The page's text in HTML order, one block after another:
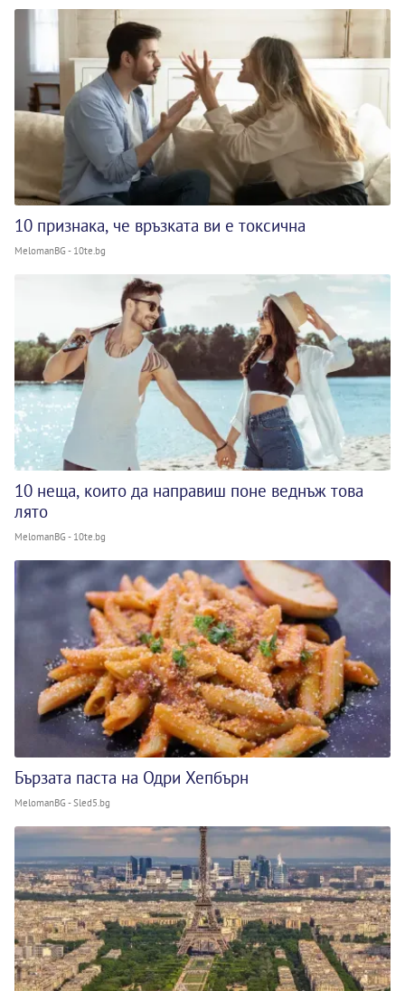
10 признака, че връзката ви е токсична
MelomanBG - 10te.bg
10 неща, които да направиш поне веднъж това
лято
MelomanBG - 10te.bg
Бързата паста на Одри Хепбърн
MelomanBG - Sled5.bg